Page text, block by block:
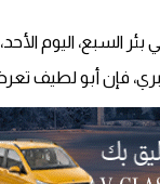
رمضان أبو لطيف (20 عامًا)، متأثرًا بجروحه
فإن أبو لطيف